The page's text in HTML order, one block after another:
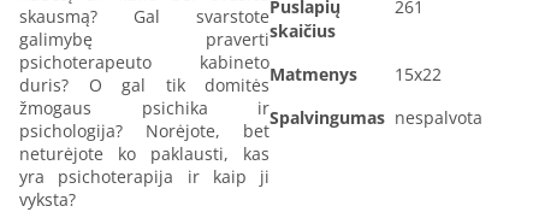
skausmą? Gal svarstote
galimybę praverti
psichoterapeuto kabineto
duris? O gal tik domitės
žmogaus psichika ir
psichologija? Norėjote, bet
neturėjote ko paklausti, kas
yra psichoterapija ir kaip ji
vyksta?
Puslapių
skaičius
261
Matmenys
15x22
Spalvingumas nespalvota